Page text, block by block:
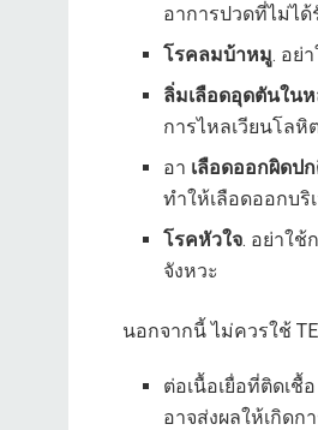
อาการปวดที่ไม่ได้
โรคลมบ้าหมู. อย่
ลิ่มเลือดอุดตันใน
การไหลเวียนโลหิ
อา เลือดออกผิดป
ทำให้เลือดออกบริ
โรคหัวใจ. อย่าใช้
จังหวะ
นอกจากนี้ ไม่ควรใช้
ต่อเนื้อเยื่อที่ติดเ
อาจส่งผลให้เกิดก